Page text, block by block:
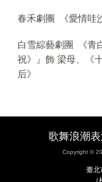
春禾劇團 《愛情哇
白雪綜藝劇團 《青
祝》』飾 梁母、《
后》
歌舞浪潮
Copyright ©
臺北